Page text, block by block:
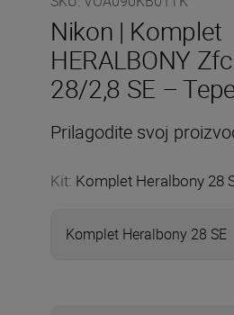
Nikon | Komplet
HERALBONY
28/2,8 SE –
Prilagodite svoj
Kit: Komplet Heralbony 28
Komplet Heralbony 28 SE